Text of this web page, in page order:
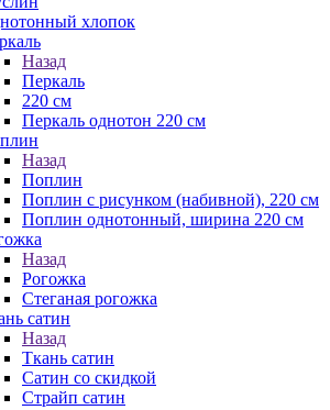
хлопок
Назад
Перкаль
220 см
Перкаль однотон 220 см
Назад
Поплин
Поплин с рисунком (набивной), 220 см
Поплин однотонный, ширина 220 см
Назад
Рогожка
Стеганая рогожка
сатин
Назад
Ткань сатин
Сатин со скидкой
Страйп сатин